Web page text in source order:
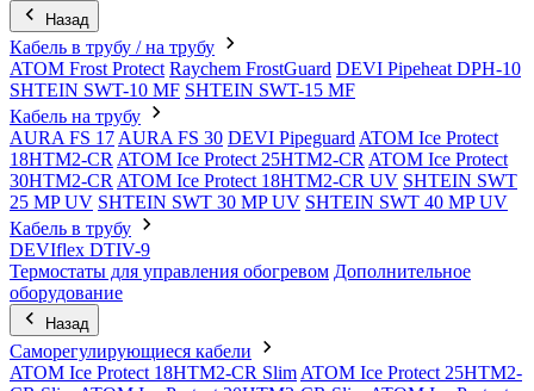
Назад
Кабель в трубу / на трубу
ATOM Frost Protect Raychem FrostGuard DEVI Pipeheat DPH-10
SHTEIN SWT-10 MF SHTEIN SWT-15 MF
Кабель на трубу
AURA FS 17 AURA FS 30 DEVI Pipeguard ATOM Ice Protect
18HTM2-CR ATOM Ice Protect 25HTM2-CR ATOM Ice Protect
30HTM2-CR ATOM Ice Protect 18HTM2-CR UV SHTEIN SWT
25 MP UV SHTEIN SWT 30 MP UV SHTEIN SWT 40 MP UV
Кабель в трубу
DEVIflex DTIV-9
Термостаты для управления обогревом Дополнительное
оборудование
Назад
Саморегулирующиеся кабели
ATOM Ice Protect 18HTM2-CR Slim ATOM Ice Protect 25HTM2-